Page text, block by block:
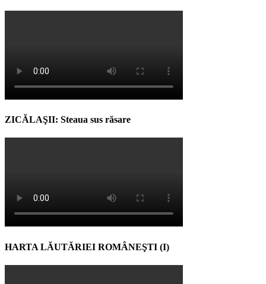
ZICĂLAŞII: Steaua sus răsare
HARTA LĂUTĂRIEI ROMÂNEŞTI (I)